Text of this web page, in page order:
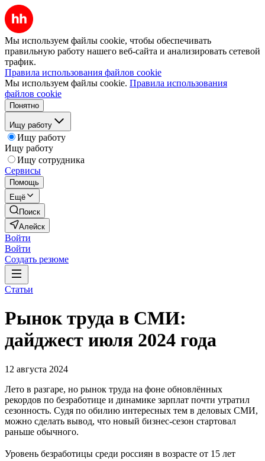
Мы используем файлы cookie, чтобы обеспечивать
правильную работу нашего веб-сайта и анализировать сетевой
трафик.
Правила использования файлов cookie
Мы используем файлы cookie. Правила использования
файлов cookie
Понятно
Ищу работу
Ищу работу
Ищу работу
Ищу сотрудника
Сервисы
Помощь
Ещё
Поиск
Алейск
Войти
Войти
Создать резюме
Статьи
Рынок труда в СМИ:
дайджест июля 2024 года
12 августа 2024
Лето в разгаре, но рынок труда на фоне обновлённых
рекордов по безработице и динамике зарплат почти утратил
сезонность. Судя по обилию интересных тем в деловых СМИ,
можно сделать вывод, что новый бизнес-сезон стартовал
раньше обычного.
Уровень безработицы среди россиян в возрасте от 15 лет